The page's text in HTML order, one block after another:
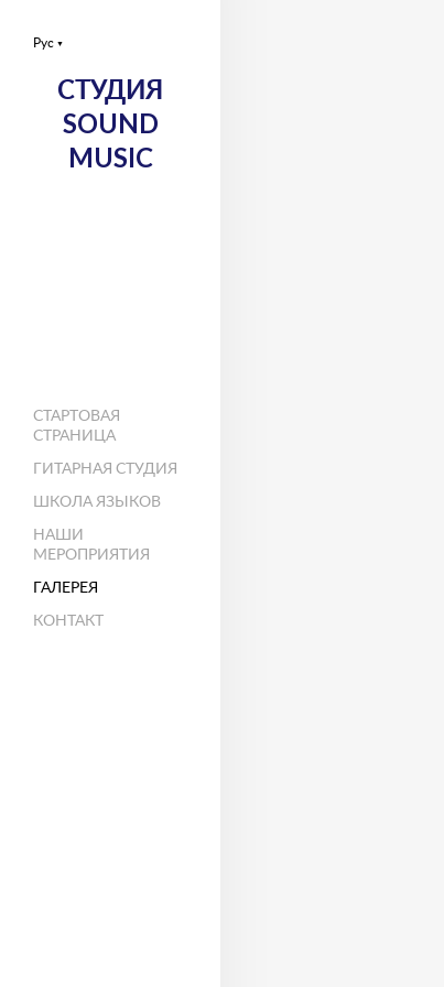
Рус ▼
СТУДИЯ
SOUND
MUSIC
СТАРТОВАЯ
СТРАНИЦА
ГИТАРНАЯ СТУДИЯ
ШКОЛА ЯЗЫКОВ
НАШИ
МЕРОПРИЯТИЯ
ГАЛЕРЕЯ
КОНТАКТ